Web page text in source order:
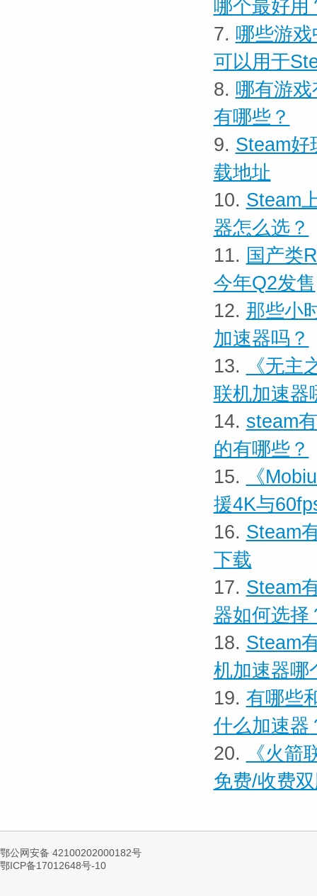
哪个最好用
7. 哪些游
可以用于
8. 哪有游
有哪些？
9. Steam好
载地址
10. Steam
器怎么选？
11. 国产类
今年Q2发售
12. 那些小
加速器吗？
13.
《无
联机加速器
14. steam
的有哪些？
15.
《
援4K与
16. Steam
下载
17. Steam
器如何选择
18. Steam
机加速器哪
19. 有哪些
什么加速器
20.
《火
免费/收费
鄂公网安备 42100202000182号
鄂ICP备17012648号-10